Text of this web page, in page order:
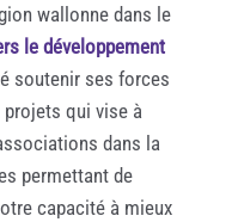
wallonne dans le
le développement
soutenir ses forces
projets qui vise à
dans la
permettant de
capacité à mieux